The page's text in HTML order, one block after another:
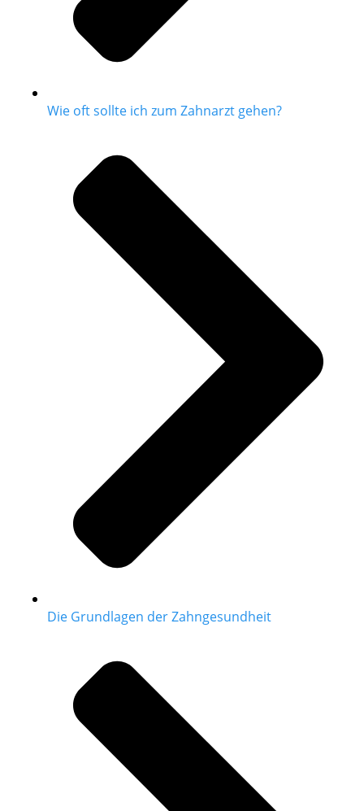
Wie oft sollte ich zum Zahnarzt gehen?
Die Grundlagen der Zahngesundheit